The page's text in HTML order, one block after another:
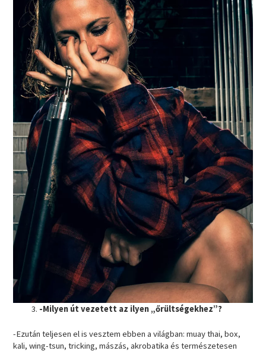
-Milyen út vezetett az ilyen „őrültségekhez”?
-Ezután teljesen el is vesztem ebben a világban: muay thai, box,
kali, wing-tsun, tricking, mászás, akrobatika és természetesen